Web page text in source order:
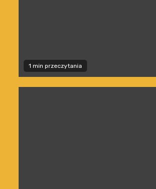
1 min przeczytania